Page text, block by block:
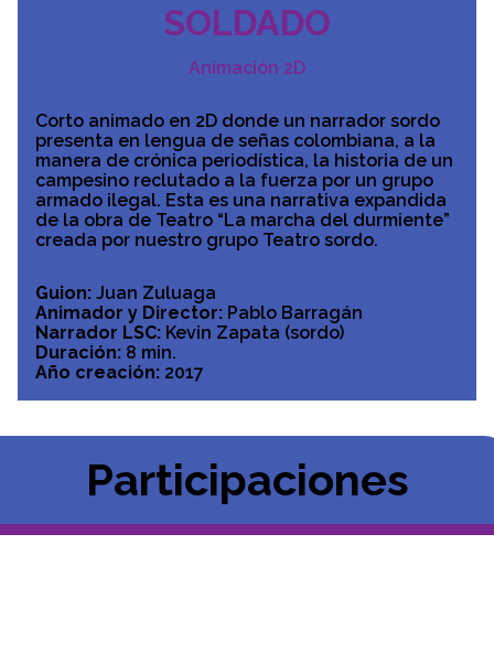
SOLDADO
Animación 2D
Corto animado en 2D donde un narrador sordo
presenta en lengua de señas colombiana, a la
manera de crónica periodística, la historia de un
campesino reclutado a la fuerza por un grupo
armado ilegal. Esta es una narrativa expandida
de la obra de Teatro “La marcha del durmiente”
creada por nuestro grupo Teatro sordo.
Guion: Juan Zuluaga
Animador y Director: Pablo Barragán
Narrador LSC: Kevin Zapata (sordo)
Duración: 8 min.
Año creación: 2017
Participaciones